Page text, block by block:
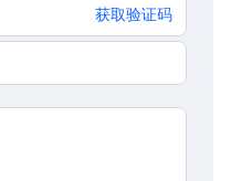
获取验证码